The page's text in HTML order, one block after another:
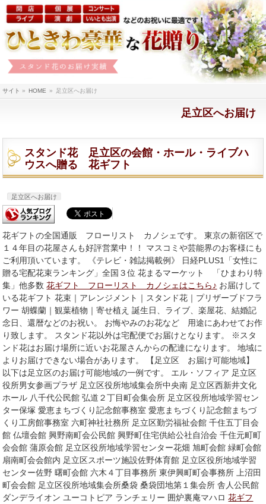
サイト » HOME » 足立区へお届け
足立区へお届け
スタンド花 足立区の会館・ホール・ライブハ
ウスへ贈る 花ギフト
足立区へお届け
花ギフトの全国通販 フローリスト カノシェです。 東京の新宿区で
１４年目の花屋さんも好評営業中！！ マスコミや芸能界のお客様にも
ご利用頂いています。 《テレビ・雑誌掲載例》 日経PLUS1「女性に
贈る宅配花束ランキング」全国３位 花まるマーケット 「ひまわり特
集」他多数花ギフト フローリスト カノシェはこちら♪ お届けして
いる花ギフト 花束｜アレンジメント｜スタンド花｜プリザーブドフラ
ワー 胡蝶蘭｜観葉植物｜寄せ植え 誕生日、ライブ、楽屋花、結婚記
念日、還暦などのお祝い。 お悔やみのお花など 用途にあわせてお作
り致します。 スタンド花以外は宅配便でお届けとなります。 ※スタ
ンド花はお届け場所に近いお花屋さんからの配達になります。 地域に
よりお届けできない場合があります。 【足立区 お届け可能地域】
以下は足立区のお届け可能地域の一例です。 エル・ソフィア 足立区
役所男女参画プラザ 足立区役所地域集会所中央南 足立区西新井文化
ホール 八千代公民館 弘道２丁目町会集会所 足立区役所地域学習セン
ター保塚 愛恵まちづくり記念館事務室 愛恵まちづくり記念館まちづ
くり工房館事務室 六町神社社務所 足立区勤労福祉会館 千住五丁目会
館 仏壇会館 興野南町会公民館 興野町住宅供給公社自治会 千住元町町
会会館 蒲原会館 足立区役所地域学習センター花畑 旭町会館 緑町会館
扇南町会会館内 足立区スポーツ施設佐野体育館 足立区役所地域学習
センター佐野 曙町会館 六木４丁目事務所 東伊興町町会事務所 上沼田
町会会館 足立区役所地域集会所桑袋 桑袋団地第１集会所 舎人公民館
ダンデライオン ユーコトピア ランチェリー 囲炉裏庵マハロ花ギフ